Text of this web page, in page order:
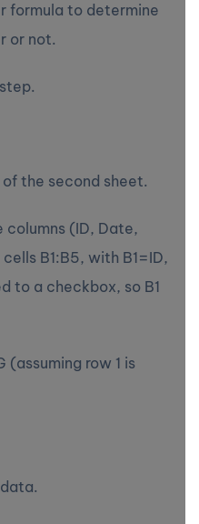
formula to determine
or not.
of the second sheet.
(ID, Date,
B1:B5, with B1=ID,
to a checkbox, so B1
(assuming row 1 is